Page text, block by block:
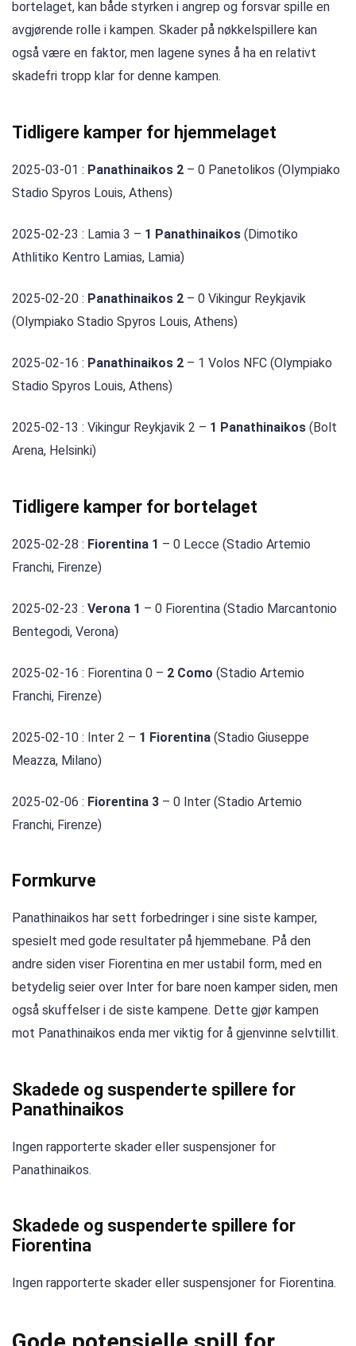
bortelaget, kan både styrken i angrep og forsvar spille en
avgjørende rolle i kampen. Skader på nøkkelspillere kan
også være en faktor, men lagene synes å ha en relativt
skadefri tropp klar for denne kampen.
Tidligere kamper for hjemmelaget
2025-03-01 : Panathinaikos 2 – 0 Panetolikos (Olympiako
Stadio Spyros Louis, Athens)
2025-02-23 : Lamia 3 – 1 Panathinaikos (Dimotiko
Athlitiko Kentro Lamias, Lamia)
2025-02-20 : Panathinaikos 2 – 0 Vikingur Reykjavik
(Olympiako Stadio Spyros Louis, Athens)
2025-02-16 : Panathinaikos 2 – 1 Volos NFC (Olympiako
Stadio Spyros Louis, Athens)
2025-02-13 : Vikingur Reykjavik 2 – 1 Panathinaikos (Bolt
Arena, Helsinki)
Tidligere kamper for bortelaget
2025-02-28 : Fiorentina 1 – 0 Lecce (Stadio Artemio
Franchi, Firenze)
2025-02-23 : Verona 1 – 0 Fiorentina (Stadio Marcantonio
Bentegodi, Verona)
2025-02-16 : Fiorentina 0 – 2 Como (Stadio Artemio
Franchi, Firenze)
2025-02-10 : Inter 2 – 1 Fiorentina (Stadio Giuseppe
Meazza, Milano)
2025-02-06 : Fiorentina 3 – 0 Inter (Stadio Artemio
Franchi, Firenze)
Formkurve
Panathinaikos har sett forbedringer i sine siste kamper,
spesielt med gode resultater på hjemmebane. På den
andre siden viser Fiorentina en mer ustabil form, med en
betydelig seier over Inter for bare noen kamper siden, men
også skuffelser i de siste kampene. Dette gjør kampen
mot Panathinaikos enda mer viktig for å gjenvinne selvtillit.
Skadede og suspenderte spillere for
Panathinaikos
Ingen rapporterte skader eller suspensjoner for
Panathinaikos.
Skadede og suspenderte spillere for
Fiorentina
Ingen rapporterte skader eller suspensjoner for Fiorentina.